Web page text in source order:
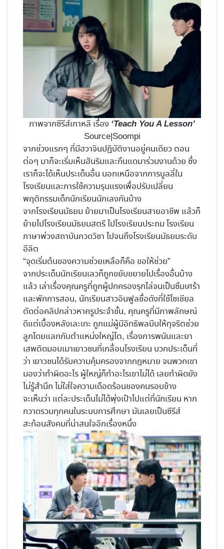
ภาพจากซีรีส์เกาหลี เรื่อง ‘Teach You A Lesson’
Source|Soompi
จากช่วงแรกๆ ที่มีฮวาจินปฏิบัติงานอยู่คนเดียว ตอน
ต่อๆ มาก็จะเริ่มเห็นฮันริมและกึนแดมาร่วมงานด้วย ซึ่ง
เราก็จะได้เห็นประเด็นอื่น นอกเหนือจากการบูลลี่ใน
โรงเรียนและการใช้ความรุนแรงเพื่อปรับเปลี่ยน
พฤติกรรมเด็กนักเรียนนักเลงกันบ้าง
จากโรงเรียนมัธยม ย้ายมาเป็นโรงเรียนสายอาชีพ แล้วก็
ย้ายไปโรงเรียนมัธยมสตรี ไปโรงเรียนประถม โรงเรียน
ภาษาพ่วงสถาบันกวดวิชา ไปจนถึงโรงเรียนมัธยมระดับ
อีลิต
“จุดเริ่มต้นของความช่วยเหลือก็คือ ขอให้ช่วย”
จากประเด็นนักเรียนเลวก็ถูกขยับขยายไปเรื่องอื่นบ้าง
แล้ว เล่าเรื่องคุณครูที่ถูกผู้ปกครองรุกไล่จนเป็นซึมเศร้า
และพักการสอน, นักเรียนสาวอินฟูลชื่อดังที่ใช้โซเชียล
ตัดต่อคลิปกล่าวหาครูประจำชั้น, คุณครูที่มีภาพลักษณ์
ดีแต่เบื้องหลังเละเทะ ถูกแม่ผู้มีอิทธิพลบีบให้ทุจริตช่วย
ลูกโดยแลกกับตำแหน่งใหญ่โต, เรื่องการพนันและยา
เสพติดมอบเมาเยาวชนที่เกลื่อนโรงเรียน บวกประเด็นที่
ว่า เยาวชนได้รับความคุ้มครองจากกฎหมาย จนพวกเขา
มองว่าทำผิดอะไร ผู้ใหญ่ก็ทำอะไรเขาไม่ได้ เลยทำผิดยัง
ไม่รู้สำนึก ไม่ใส่ใจความเดือดร้อนของคนรอบข้าง
จะเห็นว่า แต่ละประเด็นไม่ได้พุ่งเป้าไปแต่ที่นักเรียน หาก
กวาดรวมทุกคนในระบบการศึกษา มันเลยเป็นซีรีส์
สะท้อนสังคมที่น่าสนใจอีกเรื่องหนึ่ง